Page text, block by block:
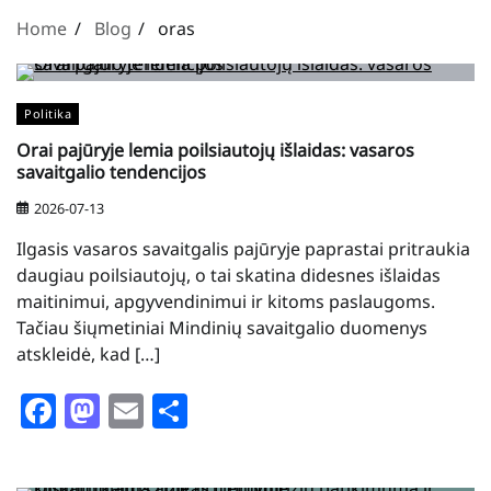
Home Blog oras
Politika
Orai pajūryje lemia poilsiautojų išlaidas: vasaros
savaitgalio tendencijos
2026-07-13
Ilgasis vasaros savaitgalis pajūryje paprastai pritraukia
daugiau poilsiautojų, o tai skatina didesnes išlaidas
maitinimui, apgyvendinimui ir kitoms paslaugoms.
Tačiau šiųmetiniai Mindinių savaitgalio duomenys
atskleidė, kad […]
Facebook
Mastodon
Email